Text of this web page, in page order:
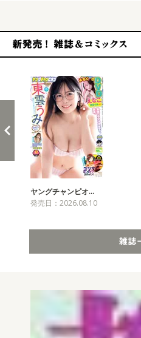
ヤングチャンピオ…
発売日：2026.08.10